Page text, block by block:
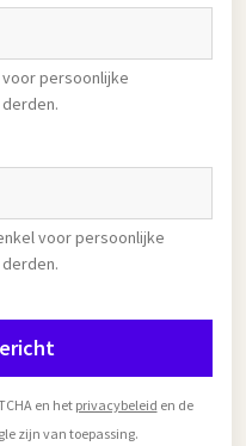
persoonlijke
voor persoonlijke
en hetprivacybeleid en de
zijn van toepassing.